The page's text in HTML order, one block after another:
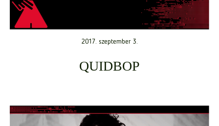
2017. szeptember 3.
QUIDBOP